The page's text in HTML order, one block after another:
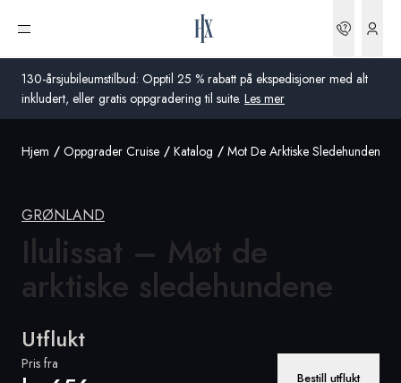
130-årsjubileumstilbud: Opptil 25 % rabatt på ekspedisjoner med alt
inkludert, eller gratis oppgradering til suite. Les mer
Åpne meny
USA
Global
Hjem Oppgrader Cruise Katalog Mot De Arktiske Sledehundene
GRØNLAND
Ilulissat – Møt de
arktiske sledehundene
Utflukt
Pris fra
Bestill utflukt